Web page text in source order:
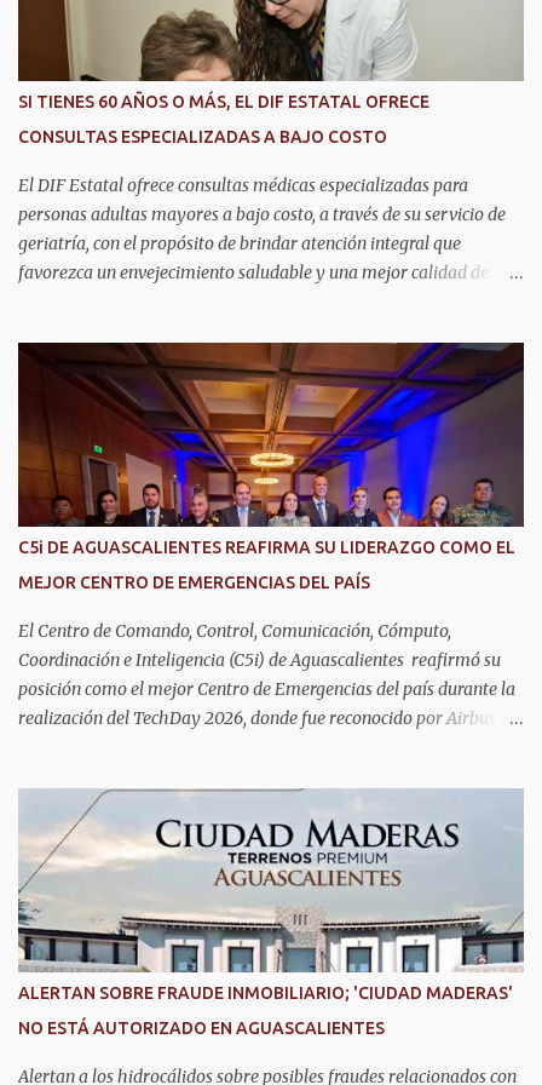
SI TIENES 60 AÑOS O MÁS, EL DIF ESTATAL OFRECE
CONSULTAS ESPECIALIZADAS A BAJO COSTO
El DIF Estatal ofrece consultas médicas especializadas para
personas adultas mayores a bajo costo, a través de su servicio de
geriatría, con el propósito de brindar atención integral que
favorezca un envejecimiento saludable y una mejor calidad de
fundamentalmente en la prevención, el diagnóstico y tratamiento
de las enfermedades más comunes en las personas mayores de 60
años, como diabetes, hipertensión, deterioro cognitivo y
alzhéimer, entre otros padecimientos. "Nuestros adultos mayores
son el corazón de muchas familias y merecen todo nuestro respeto,
cuidado y reconocimiento; por eso, en el DIF Estatal impulsamos
servicios que les ayuden a cuidar su salud y a vivir esta etapa con
presidenta del DIF Estatal. Para acceder al servicio, las y los
interesados deben acudir a la Dirección de Servi...
C5i DE AGUASCALIENTES REAFIRMA SU LIDERAZGO COMO EL
MEJOR CENTRO DE EMERGENCIAS DEL PAÍS
El Centro de Comando, Control, Comunicación, Cómputo,
Coordinación e Inteligencia (C5i) de Aguascalientes reafirmó su
posición como el mejor Centro de Emergencias del país durante la
realización del TechDay 2026, donde fue reconocido por Airbus
seguridad pública y la atención de emergencias. Este encuentro
reunió a autoridades, especialistas nacionales e internacionales y
representantes de instituciones de seguridad para intercambiar
conocimientos y conocer las tendencias más avanzadas en la
materia. La titular del C5i, Michelle Olmos Álvarez, señaló que este
reconocimiento es resultado de la capacidad operativa, la
infraestructura tecnológica de vanguardia y los modelos
innovadores de coordinación institucional que distinguen al C5i de
Aguascalientes, posicionándose como un referente nacional en
materia de atención de emergencias. "Bajo el liderazgo de la
ALERTAN SOBRE FRAUDE INMOBILIARIO; 'CIUDAD MADERAS'
NO ESTÁ AUTORIZADO EN AGUASCALIENTES
Alertan a los hidrocálidos sobre posibles fraudes relacionados con